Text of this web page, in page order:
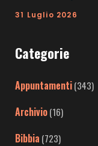
31 Luglio 2026
Categorie
Appuntamenti(343)
Archivio(16)
Bibbia (723)